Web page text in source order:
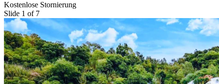
Kostenlose Stornierung
Slide 1 of 7